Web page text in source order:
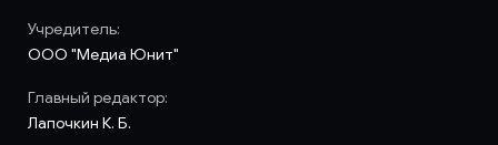
Учредитель:
ООО "Медиа Юнит"
Главный редактор:
Лапочкин К. Б.